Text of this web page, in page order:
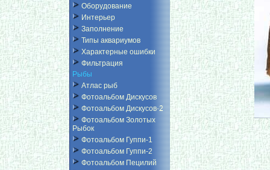
Оборудование
Интерьер
Заполнение
Типы аквариумов
Характерные ошибки
Фильтрация
Рыбы
Атлас рыб
Фотоальбом Дискусов
Фотоальбом Дискусов-2
Фотоальбом Золотых
Рыбок
Фотоальбом Гуппи-1
Фотоальбом Гуппи-2
Фотоальбом Пецилий